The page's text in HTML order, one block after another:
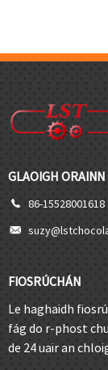
GLAOIGH ORAINN
86-15528001618
FIOSRÚCHÁN
Le haghaidh
fág do r-phost
de 24 uair an